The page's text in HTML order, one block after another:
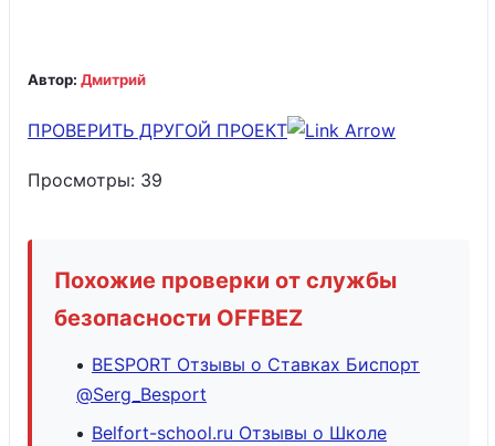
Автор: Дмитрий
ПРОВЕРИТЬ ДРУГОЙ ПРОЕКТ
Просмотры: 39
Похожие проверки от службы
безопасности OFFBEZ
BESPORT Отзывы о Ставках Биспорт
@Serg_Besport
Belfort-school.ru Отзывы о Школе